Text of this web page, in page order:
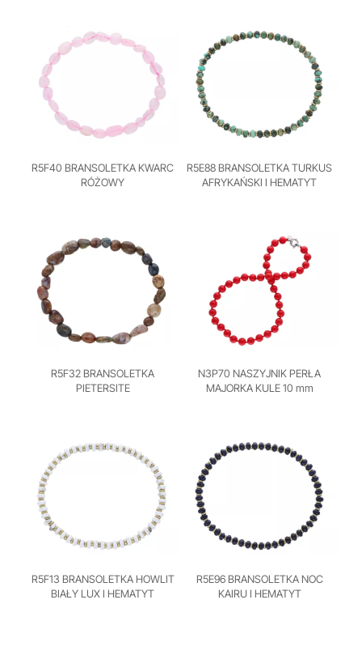
R5F40 BRANSOLETKA KWARC
RÓŻOWY
R5E88 BRANSOLETKA TURKUS
AFRYKAŃSKI I HEMATYT
R5F32 BRANSOLETKA
PIETERSITE
N3P70 NASZYJNIK PERŁA
MAJORKA KULE 10 mm
R5F13 BRANSOLETKA HOWLIT
BIAŁY LUX I HEMATYT
R5E96 BRANSOLETKA NOC
KAIRU I HEMATYT